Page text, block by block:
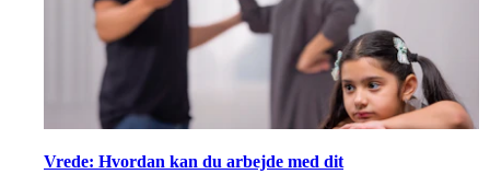
Vrede: Hvordan kan du arbejde med dit